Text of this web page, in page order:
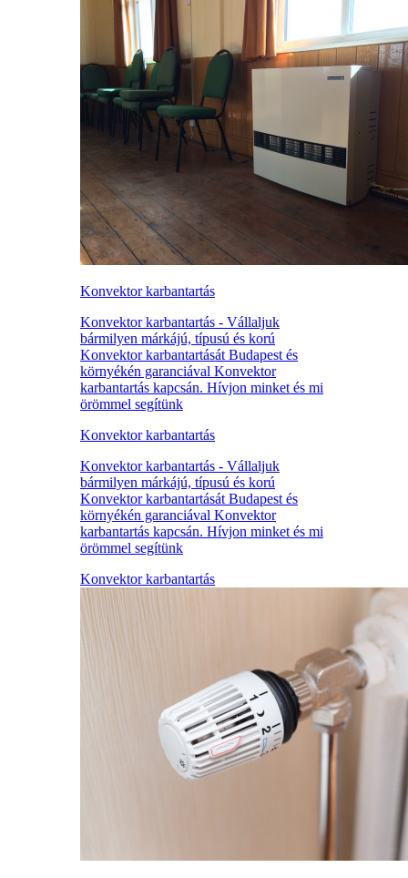
Konvektor karbantartás
Konvektor karbantartás - Vállaljuk
bármilyen márkájú, típusú és korú
Konvektor karbantartását Budapest és
környékén garanciával Konvektor
karbantartás kapcsán. Hívjon minket és mi
örömmel segítünk
Konvektor karbantartás
Konvektor karbantartás - Vállaljuk
bármilyen márkájú, típusú és korú
Konvektor karbantartását Budapest és
környékén garanciával Konvektor
karbantartás kapcsán. Hívjon minket és mi
örömmel segítünk
Konvektor karbantartás